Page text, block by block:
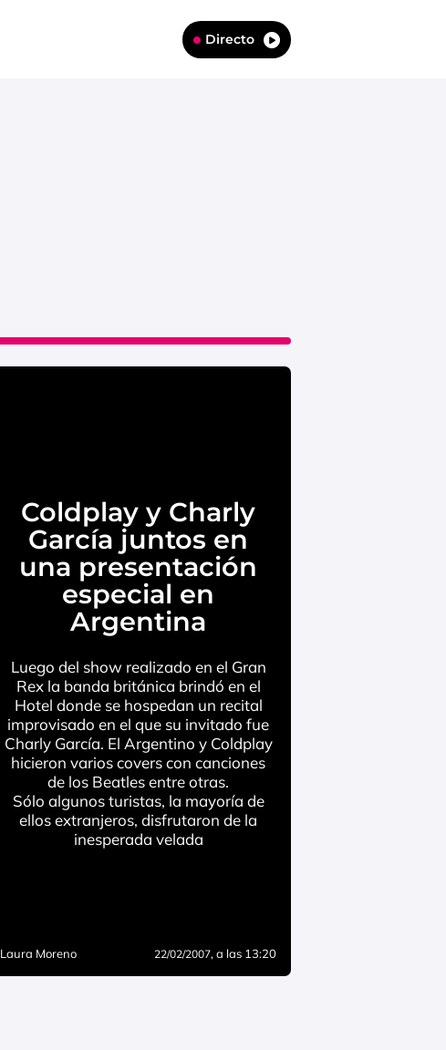
Directo
Coldplay y Charly
García juntos en
una presentación
especial en
Argentina
Luego del show realizado en el Gran
Rex la banda británica brindó en el
Hotel donde se hospedan un recital
improvisado en el que su invitado fue
Charly García. El Argentino y Coldplay
hicieron varios covers con canciones
de los Beatles entre otras.
Sólo algunos turistas, la mayoría de
ellos extranjeros, disfrutaron de la
inesperada velada
Laura Moreno 22/02/2007, a las 13:20